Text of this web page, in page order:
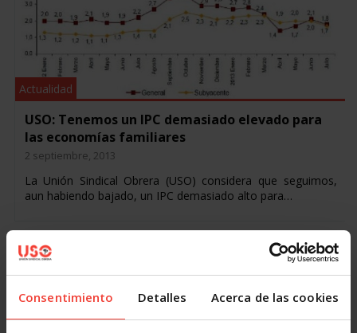
Consentimiento Detalles Acerca de las cookies
Actualidad
USO: Tenemos un IPC demasiado elevado para
las economías familiares
2 septiembre, 2013
La Unión Sindical Obrera (USO) considera que seguimos,
aun habiendo bajado, un IPC demasiado alto para…